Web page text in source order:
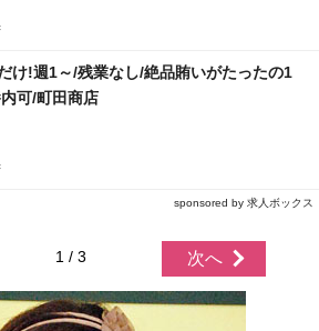
け!週1～/残業なし/絶品賄いがたったの1
可/町田商店
sponsored by 求人ボックス
1 / 3 次へ